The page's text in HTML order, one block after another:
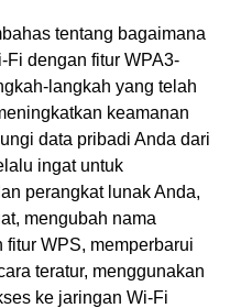
tentang bagaimana
dengan fitur WPA3-
langkah yang telah
keamanan
data pribadi Anda dari
ingat untuk
perangkat lunak Anda,
mengubah nama
WPS, memperbarui
teratur, menggunakan
ke jaringan Wi-Fi